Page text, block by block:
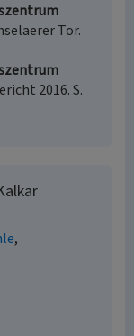
Tor.
2016. S.